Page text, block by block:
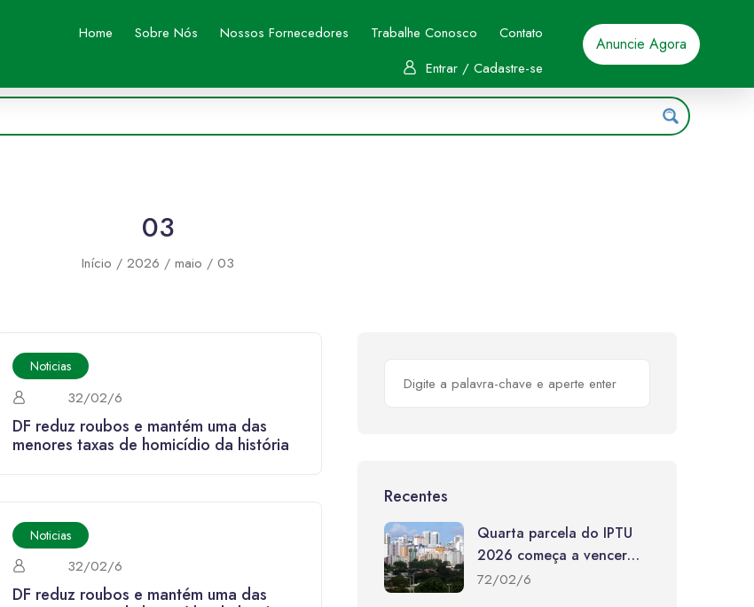
Home Sobre Nós Nossos Fornecedores Trabalhe Conosco
Contato
Entrar / Cadastre-se
Anuncie Agora
03
Início 2026 maio 03
Noticias
32/02/6
DF reduz roubos e mantém uma das
menores taxas de homicídio da história
Noticias
32/02/6
DF reduz roubos e mantém uma das
Recentes
Quarta parcela do IPTU
2026 começa a vencer
nesta segunda-feira (10)
72/02/6